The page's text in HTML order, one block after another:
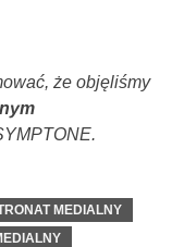
że objęliśmy
MEDIALNY